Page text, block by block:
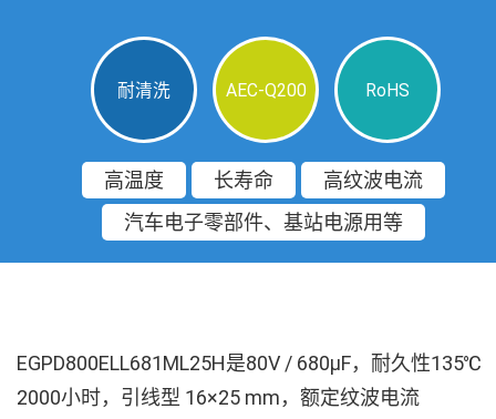
耐清洗 AEC-Q200 RoHS
高温度 长寿命
高纹波电流
汽车电子零部件、基站电源用等
EGPD800ELL681ML25H是80V / 680µF，耐久性135℃
2000小时，引线型 16×25 mm，额定纹波电流